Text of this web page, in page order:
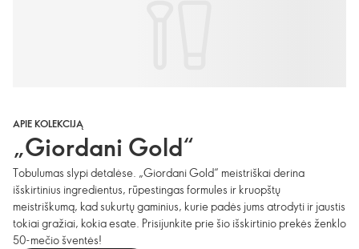
APIE KOLEKCIJĄ
„Giordani Gold“
Tobulumas slypi detalėse. „Giordani Gold“ meistriškai derina
išskirtinius ingredientus, rūpestingas formules ir kruopštų
meistriškumą, kad sukurtų gaminius, kurie padės jums atrodyti ir jaustis
tokiai gražiai, kokia esate. Prisijunkite prie šio išskirtinio prekės ženklo
50-mečio šventės!